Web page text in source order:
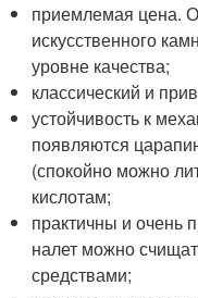
приемлемая цена.
искусственного
уровне качества;
классический и
устойчивость к
появляются
(спокойно можно
кислотам;
практичны и очень
налет можно
средствами;